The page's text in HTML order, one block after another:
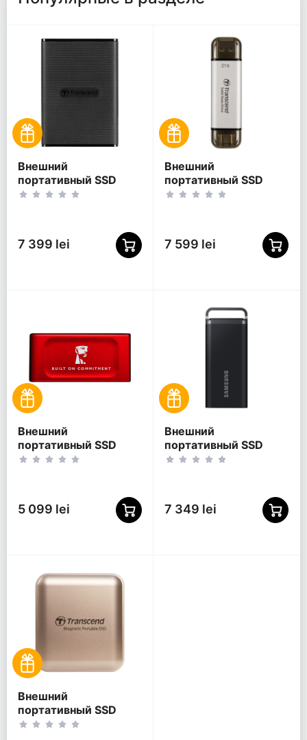
Внешний
портативный SSD
накопитель
7 399 lei
Внешний
портативный SSD
накопитель
7 599 lei
Внешний
портативный SSD
накопитель Kingston
(SXS1000R/1000GA)
5 099 lei
Внешний
портативный SSD
накопитель Samsung
7 349 lei
Внешний
портативный SSD
накопитель